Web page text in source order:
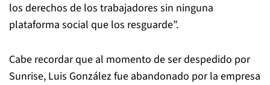
los derechos de los trabajadores sin ninguna
plataforma social que los resguarde”.
Cabe recordar que al momento de ser despedido por
Sunrise, Luis González fue abandonado por la empresa